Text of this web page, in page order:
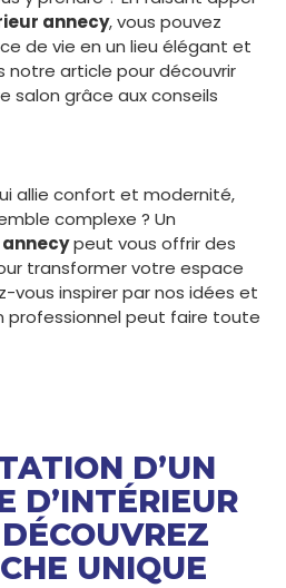
annecy, vous pouvez
de vie en un lieu élégant et
notre article pour découvrir
salon grâce aux conseils
allie confort et modernité,
complexe ? Un
peut vous offrir des
transformer votre espace
vous inspirer par nos idées et
professionnel peut faire toute
D’UN
D’INTÉRIEUR
UNIQUE